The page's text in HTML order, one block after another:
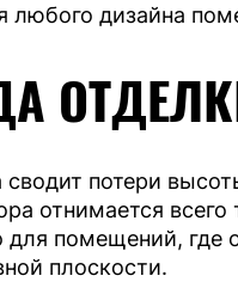
любого дизайна
сводит потери
отнимается всего
помещений, где
плоскости.